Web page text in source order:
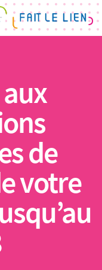
de
votre